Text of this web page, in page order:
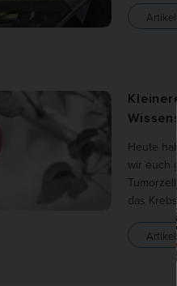
Heute
wir euch
das